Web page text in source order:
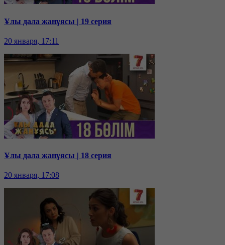
Ұлы дала жанұясы | 19 серия
20 января, 17:11
Ұлы дала жанұясы | 18 серия
20 января, 17:08